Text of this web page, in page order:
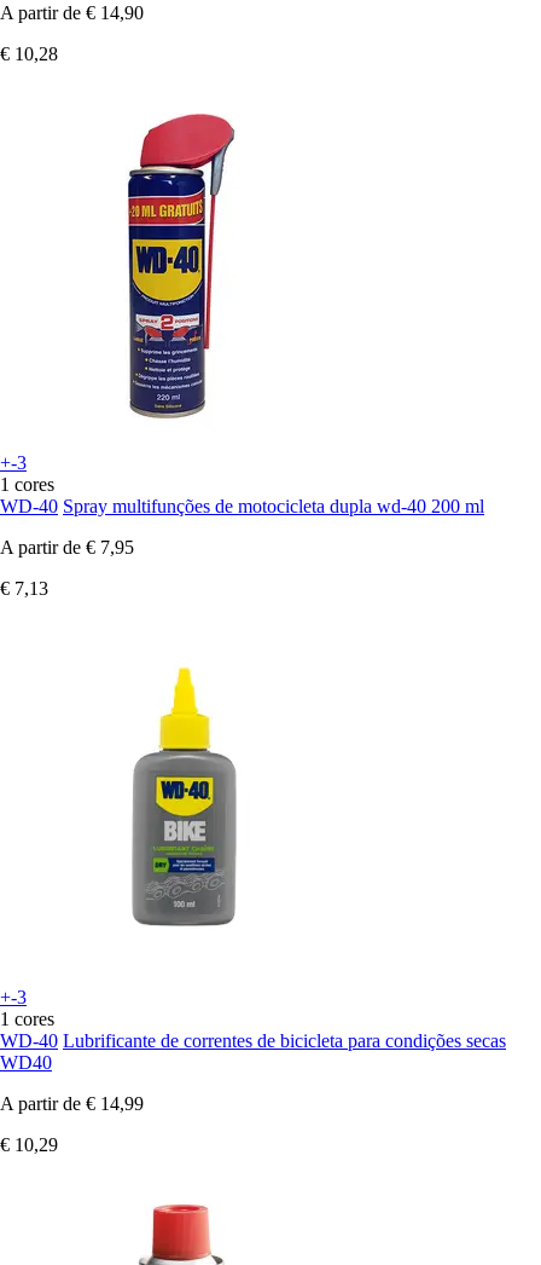
A partir de € 14,90
€ 10,28
+-3
1 cores
WD-40 Spray multifunções de motocicleta dupla wd-40 200 ml
A partir de € 7,95
€ 7,13
+-3
1 cores
WD-40 Lubrificante de correntes de bicicleta para condições secas
WD40
A partir de € 14,99
€ 10,29